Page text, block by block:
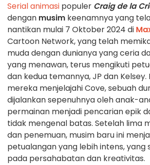
Serial animasi populer Craig de la
dengan musim keenamnya yang
nantikan mulai 7 Oktober 2024 di
Cartoon Network, yang telah
muda dengan dunianya yang ceria
yang menawan, terus mengikuti
dan kedua temannya, JP dan
mereka menjelajahi Cove, sebuah
dijalankan sepenuhnya oleh anak-
permainan menjadi pencarian epik
tidak mengenal batas. Setelah lima
dan penemuan, musim baru ini
petualangan yang lebih intens, yang
pada persahabatan dan kreativitas.